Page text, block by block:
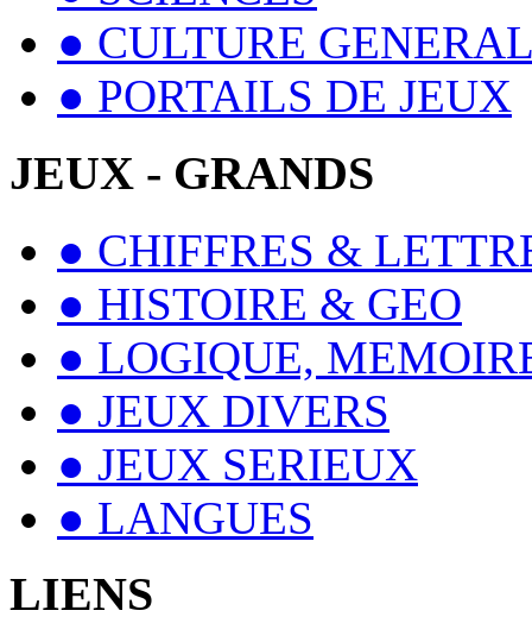
● CULTURE
● PORTAILS DE JEUX
JEUX - GRANDS
● CHIFFRES &
● HISTOIRE & GEO
● LOGIQUE,
● JEUX DIVERS
● JEUX SERIEUX
● LANGUES
LIENS